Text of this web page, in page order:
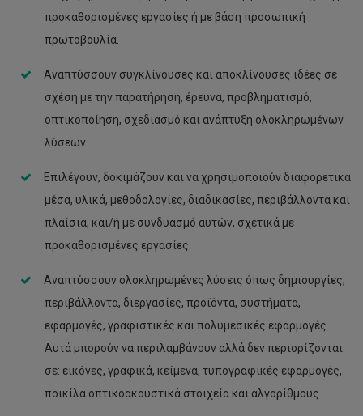
προκαθορισμένες εργασίες ή με βάση προσωπική
πρωτοβουλία.
Αναπτύσσουν συγκλίνουσες και αποκλίνουσες ιδέες σε
σχέση με την παρατήρηση, έρευνα, προβληματισμό,
οπτικοποίηση, σχεδιασμό και ανάπτυξη ολοκληρωμένων
λύσεων.
Επιλέγουν, δοκιμάζουν και να χρησιμοποιούν διαφορετικά
μέσα, υλικά, μεθοδολογίες, διαδικασίες, περιβάλλοντα και
πλαίσια, και/ή με συνδυασμό αυτών, σχετικά με
προκαθορισμένες εργασίες.
Αναπτύσσουν ολοκληρωμένες λύσεις όπως δημιουργίες,
περιβάλλοντα, διεργασίες, προϊόντα, συστήματα,
εφαρμογές, γραφιστικές και πολυμεσικές εφαρμογές.
Αυτά μπορούν να περιλαμβάνουν αλλά δεν περιορίζονται
σε: εικόνες, γραφικά, κείμενα, τυπογραφικές εφαρμογές,
ποικίλα οπτικοακουστικά στοιχεία και αλγορίθμους.